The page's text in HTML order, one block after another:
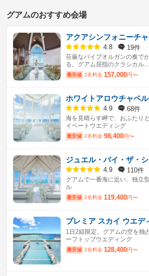
グアムのおすすめ会場
アクアシンフォニーチ
4.8 19件
荘厳なパイプオルガンの奏で
る。グアム屈指のクラシカル...
最安値 2名料金 157,000円〜
ホワイトアロウチャペル
4.9 68件
海を見晴らす岬で、おふたり
イベートウエディング
最安値 2名料金 98,400円〜
ジュエル・バイ・ザ・
4.9 110件
グアムで一番海に近い、独立
ル
最安値 2名料金 119,400円〜
プレミア スカイ ウエデ
1日2組限定。グアムの空を独
ーフトップウエディング
最安値 2名料金 128,400円〜